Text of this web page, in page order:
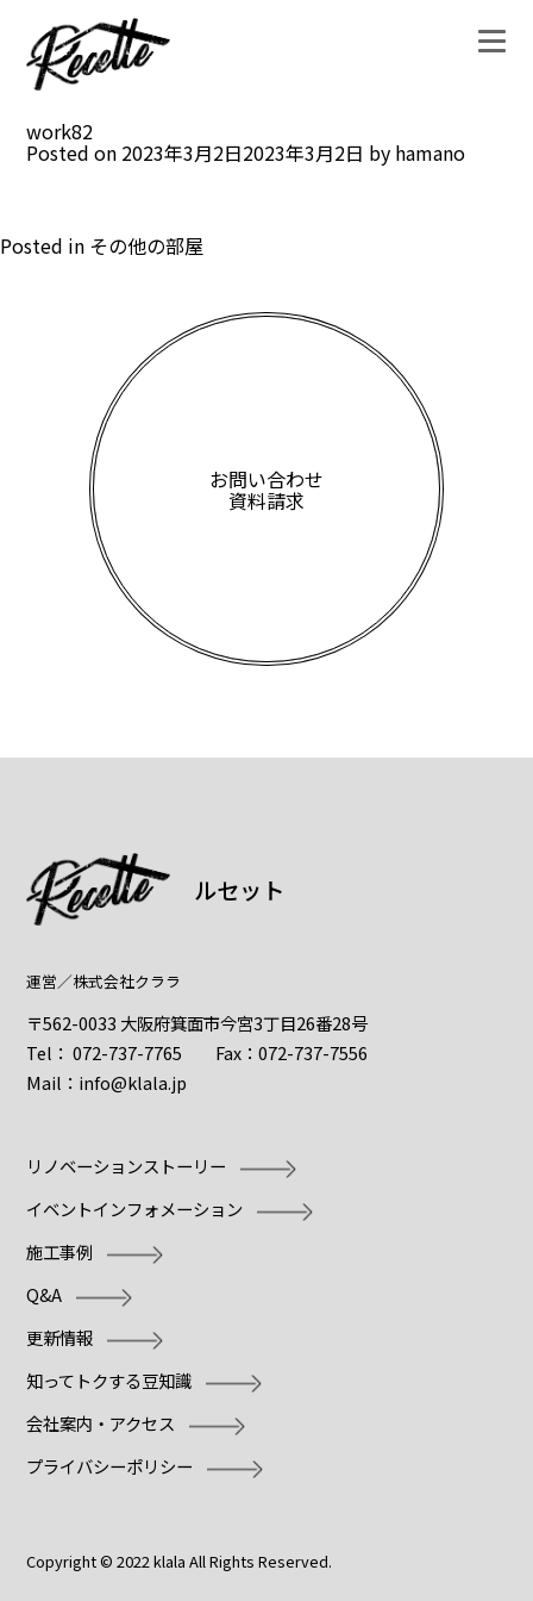
work82
Posted on 2023年3月2日2023年3月2日 by hamano
Posted in その他の部屋
お問い合わせ
資料請求
ルセット
運営／株式会社クララ
〒562-0033 大阪府箕面市今宮3丁目26番28号
Tel：072-737-7765 Fax：072-737-7556
Mail： info@klala.jp
リノベーションストーリー
イベントインフォメーション
施工事例
Q&A
更新情報
知ってトクする豆知識
会社案内・アクセス
プライバシーポリシー
Copyright © 2022 klala All Rights Reserved.